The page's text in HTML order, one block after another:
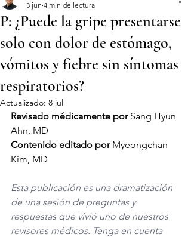
P: ¿Puede la gripe presentarse
solo con dolor de estómago,
vómitos y fiebre sin síntomas
respiratorios?
3 jun 4 min de lectura
Actualizado: 8 jul
Revisado médicamente por Sang Hyun
Ahn, MD
Contenido editado por Myeongchan
Kim, MD
Esta publicación es una dramatización
de una sesión de preguntas y
respuestas que vivió uno de nuestros
revisores médicos. Tenga en cuenta